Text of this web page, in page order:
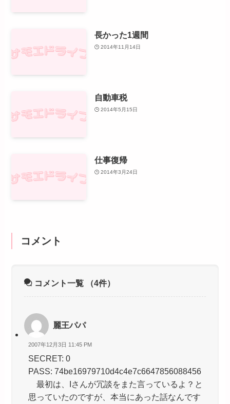
長かった1週間
2014年11月14日
自動車税
2014年5月15日
仕事復帰
2014年3月24日
コメント
コメント一覧 （4件）
麗王パパ
2007年12月3日 11:45 PM
SECRET: 0
PASS: 74be16979710d4c4e7c6647856088456
最初は、Iさんが冗談をまた言っているよ？と
思っていたのですが、本当にあった話なんです